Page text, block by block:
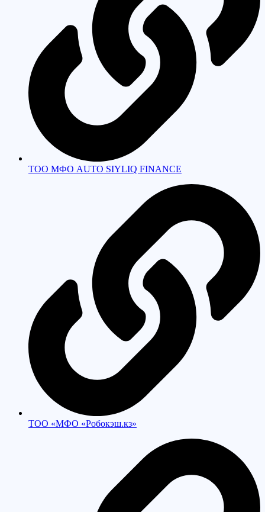
ТОО МФО AUTO SIYLIQ FINANCE
ТОО «МФО «Робокэш.кз»